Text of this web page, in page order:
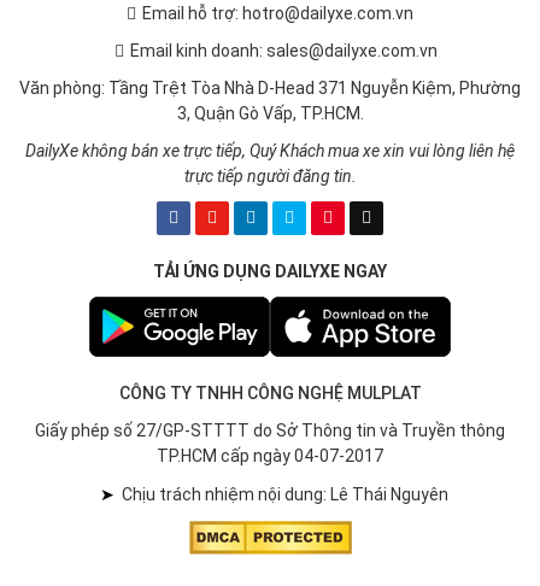
Email hỗ trợ: hotro@dailyxe.com.vn
Email kinh doanh: sales@dailyxe.com.vn
Văn phòng: Tầng Trệt Tòa Nhà D-Head 371 Nguyễn Kiệm, Phường
3, Quận Gò Vấp, TP.HCM.
DailyXe không bán xe trực tiếp, Quý Khách mua xe xin vui lòng liên hệ
trực tiếp người đăng tin.
TẢI ỨNG DỤNG DAILYXE NGAY
CÔNG TY TNHH CÔNG NGHỆ MULPLAT
Giấy phép số 27/GP-STTTT do Sở Thông tin và Truyền thông
TP.HCM cấp ngày 04-07-2017
➤ Chịu trách nhiệm nội dung: Lê Thái Nguyên